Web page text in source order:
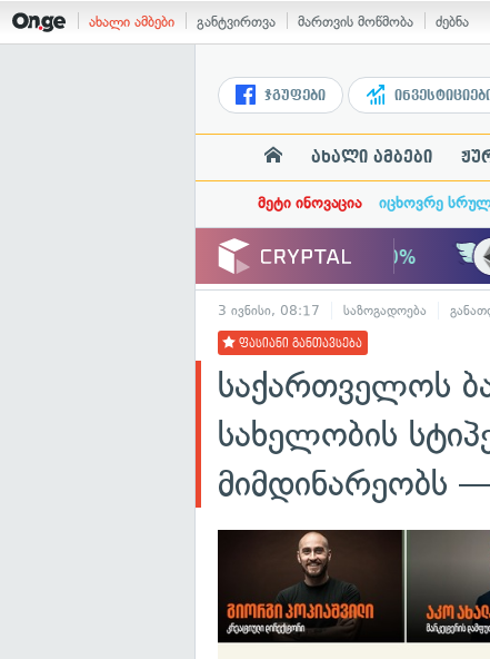
ახალი ამბები განტვირთვა მართვის მოწმობა ძებნა
ჯგუფები
ახალი ამბები
მეტი ინოვაცია იცხოვრე
3 ივნისი, 08:17 საზოგადოება
ფასიანი განთავსება
საქართველოს
სახელობის
მიმდინარეობს